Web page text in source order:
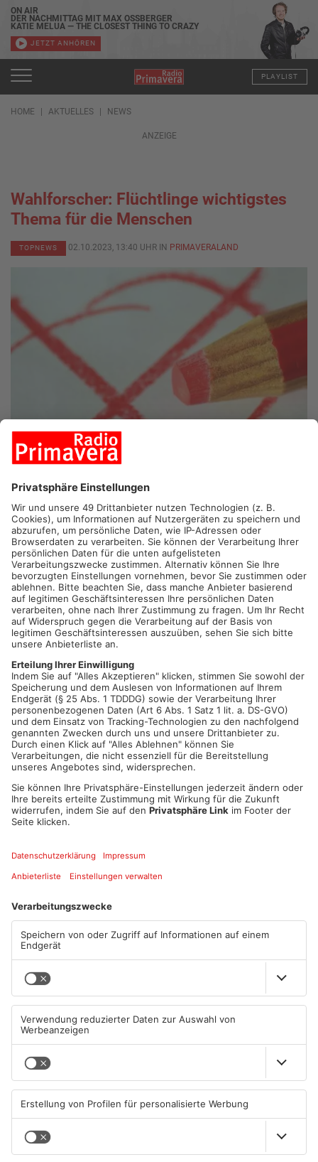
ON AIR
DER NACHMITTAG MIT MAX OSSBERGER
KATIE MELUA — THE CLOSEST THING TO CRAZY
JETZT ANHÖREN
PLAYLIST
HOME AKTUELLES NEWS
ANZEIGE
Wahlforscher: Flüchtlinge wichtigstes
Thema für die Menschen
TOPNEWS 02.10.2023, 13:40 UHR IN PRIMAVERALAND
ASCHAFFENBURG/MILTENBERG.Noch sechs Tage, dann
wählen die Menschen im Primaveraland die beiden Landtage in
Bayern und Hessen mit. In beiden Bundesländern seht dabei
laut dem ZDF-Wahlforscher Matthias Vornoff das Thema
Flüchtlinge ganz vorne auf der Agenda.
Sowohl in Bayern als auch in Hessen fragen sich nicht nur die
Wähler, wie das weiter gehen soll. Auch viele
Kommunalpolitiker, denn die müssen bei jedem neuen
Geflüchteten schauen, wo sie den unterbringen. Miltenbergs
Landrat Scherf hatte kürzlich mit der Grünen-Spitze Kontakt
und den Parteifreunden klar gemacht, dass sich irgendwas
ändern muss. Schon geistert wieder die Befürchtung durch
unzählige Vereinsheime, dass Sporthallen im Winter wieder
zweckentfremdet werden müssen. Dass das Thema für die
Menschen auch hier im Primaveraland so unter den Nägeln
brennt, ist auch an den Wahlumfragen zu sehen. Die AfD ist in
Bayern und Hessen stark wie nie. Und das sind die
Rechtspopulisten immer, wenn das Flüchtlingsthema so
präsent ist, sagt Vornoff.
Artikel teilen
Mehr aus
Primaveraland
Müll wird in Kreisen
Aschaffenburg und
Miltenberg früher abgeholt
TOPNEWS
Primaveraland weisen teils
erhebliche Mängel auf